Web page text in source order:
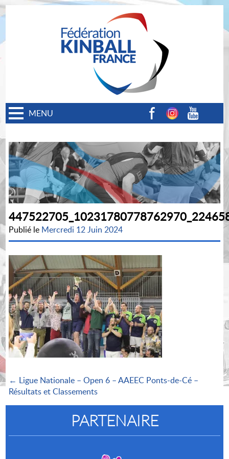
MENU
Publié le Mercredi 12 Juin 2024
← Ligue Nationale – Open 6 – AAEEC Ponts-de-Cé –
Résultats et Classements
PARTENAIRE